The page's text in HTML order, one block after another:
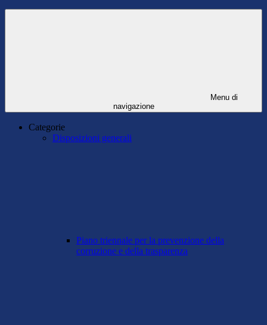
Menu di
navigazione
Categorie
Disposizioni generali
Piano triennale per la prevenzione della
corruzione e della trasparenza